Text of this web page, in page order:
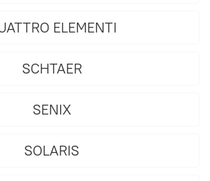
ELEMENTI
SCHTAER
SENIX
SOLARIS